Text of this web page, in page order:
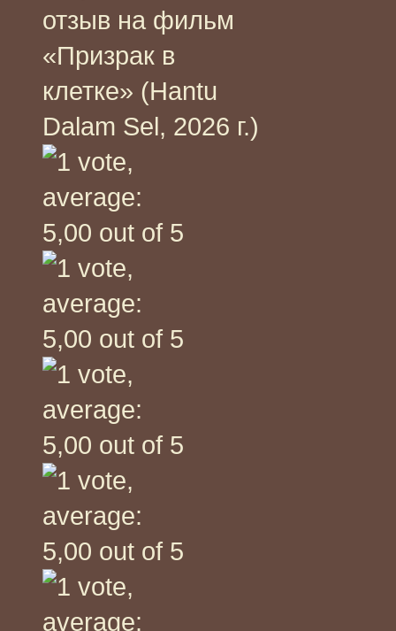
отзыв на фильм
«Призрак в
клетке» (Hantu
Dalam Sel, 2026 г.)